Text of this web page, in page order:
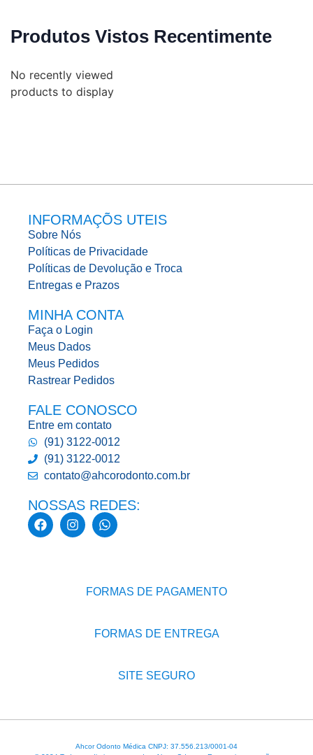
Produtos Vistos Recentimente
No recently viewed
products to display
INFORMAÇÕS UTEIS
Sobre Nós
Políticas de Privacidade
Políticas de Devolução e Troca
Entregas e Prazos
MINHA CONTA
Faça o Login
Meus Dados
Meus Pedidos
Rastrear Pedidos
FALE CONOSCO
Entre em contato
(91) 3122-0012
(91) 3122-0012
contato@ahcorodonto.com.br
NOSSAS REDES:
FORMAS DE PAGAMENTO
FORMAS DE ENTREGA
SITE SEGURO
Ahcor Odonto Médica CNPJ: 37.556.213/0001-04